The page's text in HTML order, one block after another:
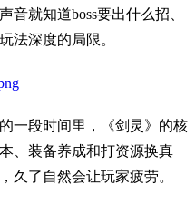
音就知道boss要出什么招、
法深度的局限。
一段时间里，《剑灵》的核
、装备养成和打资源换真
久了自然会让玩家疲劳。